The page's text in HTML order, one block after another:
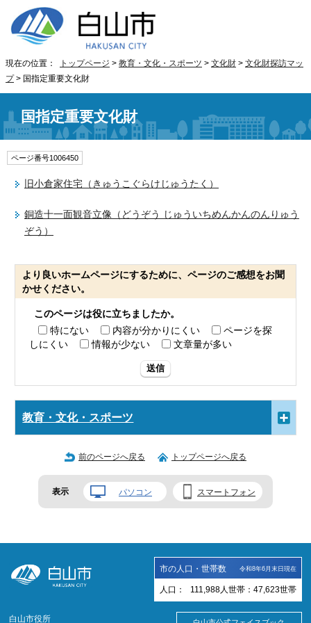
現在の位置： トップページ > 教育・文化・スポーツ > 文化財 > 文化財探訪マッ
プ> 国指定重要文化財
国指定重要文化財
ページ番号1006450
旧小倉家住宅（きゅうこぐらけじゅうたく）
銅造十一面観音立像（どうぞう じゅういちめんかんのんりゅう
ぞう）
より良いホームページにするために、ページのご感想をお聞
かせください。
このページは役に立ちましたか。
特にない
内容が分かりにくい
ページを探
しにくい
情報が少ない 文章量が多い
送信
教育・文化・スポーツ
前のページへ戻る トップページへ戻る
表示 パソコン スマートフォン
市の人口・世帯数 令和8年6月末日現在
人口： 111,988 人 世帯： 47,623世帯
白山市役所